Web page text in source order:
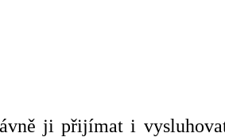
ji přijímat i